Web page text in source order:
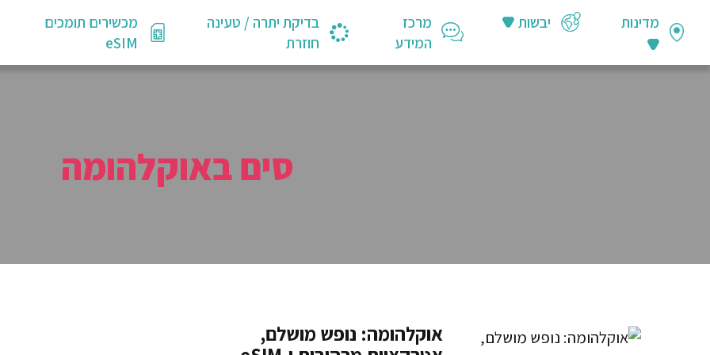
מדינות יבשות
מרכז
המידע
בדיקת יתרה / טעינה
חוזרת
מכשירים תומכים
eSIM
סים באוקלהומה
אוקלהומה: נופש מושלם,